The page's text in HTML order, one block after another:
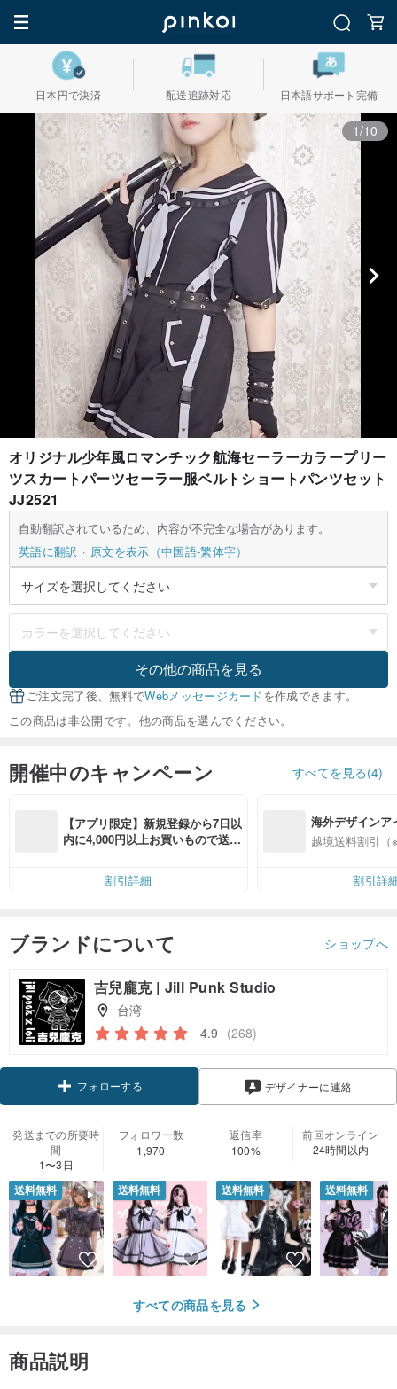
日本円で決済 配送追跡対応 日本語サポート完備
1/10
オリジナル少年風ロマンチック航海セーラーカラープリー
ツスカートパーツセーラー服ベルトショートパンツセット
JJ2521
自動翻訳されているため、内容が不完全な場合があります。
英語に翻訳
原文を表示（中国語-繁体字）
その他の商品を見る
ご注文完了後、無料でWebメッセージカードを作成できます。
この商品は非公開です。他の商品を選んでください。
開催中のキャンペーン すべてを見る(4)
【アプリ限定】新規登録から7日以
内に4,000円以上お買いもので送料
割引詳細
海外デザインア
入
越境送料割引（
割引詳
ブランドについて ショップへ
吉兒龐克 | Jill Punk Studio
台湾
4.9 (268)
フォローする デザイナーに連絡
発送までの所要時
間
1〜3日
フォロワー数
1,970
返信率
100%
前回オンライン
24時間以内
送料無料 送料無料 送料無料 送料無料
すべての商品を見る
商品説明